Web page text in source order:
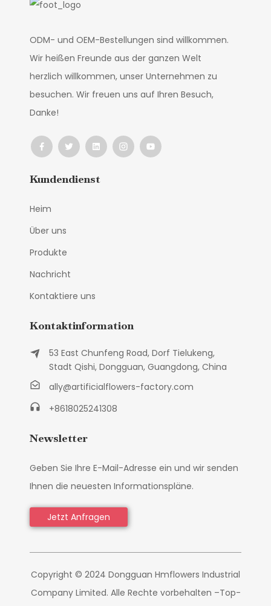
ODM- und OEM-Bestellungen sind willkommen.
Wir heißen Freunde aus der ganzen Welt
herzlich willkommen, unser Unternehmen zu
besuchen. Wir freuen uns auf Ihren Besuch,
Danke!
Kundendienst
Heim
Über uns
Produkte
Nachricht
Kontaktiere uns
Kontaktinformation
53 East Chunfeng Road, Dorf Tielukeng,
Stadt Qishi, Dongguan, Guangdong, China
ally@artificialflowers-factory.com
+8618025241308
Newsletter
Geben Sie Ihre E-Mail-Adresse ein und wir senden
Ihnen die neuesten Informationspläne.
Jetzt Anfragen
Copyright © 2024 Dongguan Hmflowers Industrial
Company Limited. Alle Rechte vorbehalten –Top-